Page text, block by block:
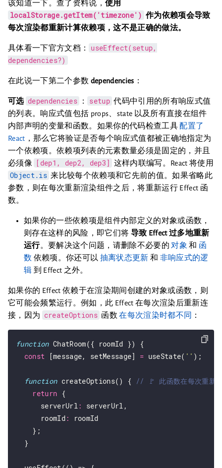
该知道一下。查了资料说， 使用
localStorage.getItem('timezone') 作为依赖项会导致
每次渲染都重新计算依赖项，这不是正确的做法。
具体看一下官方文档：
useEffect(setup,
dependencies?)
在此说一下第二个参数 dependencies ：
可选 dependencies ： setup 代码中引用的所有响应式值
的列表。响应式值包括 props、state 以及所有直接在组件
内部声明的变量和函数。如果你的代码检查工具 配置了
React ，那么它将验证是否每个响应式值都被正确地指定为
一个依赖项。依赖项列表的元素数量必须是固定的，并且
必须像
[dep1, dep2, dep3] 这样内联编写。React 将使用
Object.is 来比较每个依赖项和它先前的值。如果省略此
参数，则在每次重新渲染组件之后，将重新运行 Effect 函
数。
如果你的一些依赖项是组件内部定义的对象或函数，
则存在这样的风险，即它们将 导致 Effect 过多地重新
运行。要解决这个问题，请删除不必要的 对象 和 函
数 依赖项。你还可以 抽离状态更新 和 非响应式的逻
辑 到 Effect 之外。
如果你的 Effect 依赖于在渲染期间创建的对象或函数，则
它可能会频繁运行。例如，此 Effect 在每次渲染后重新连
接，因为
createOptions 函数在每次渲染时都不同 ：
function ChatRoom({ roomId }) {
const [message, setMessage] = useState( '' );
function createOptions() {
return {
      serverUrl
:
serverUrl,
      roomId
:
roomId
    };
  }